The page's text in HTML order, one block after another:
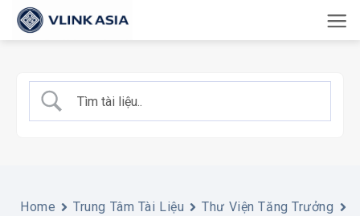
qua
dung
Home Trung Tâm Tài Liệu
Thư Viện Tăng Trưởng